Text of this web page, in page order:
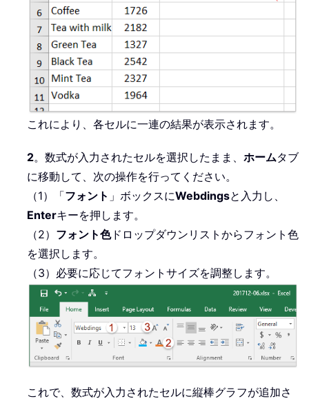
これにより、各セルに一連の結果が表示されます。
2。数式が入力されたセルを選択したまま、 ホームタブ
に移動して、次の操作を行ってください。
（1）「フォント 」ボックスにWebdingsと入力し、
Enterキーを押します。
（2） フォント色ドロップダウンリストからフォント色
を選択します。
（3）必要に応じてフォントサイズを調整します。
これで、数式が入力されたセルに縦棒グラフが追加さ